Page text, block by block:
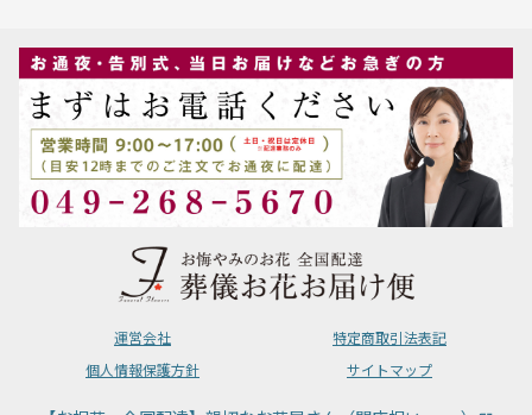
運営会社
特定商取引法表記
個人情報保護方針
サイトマップ